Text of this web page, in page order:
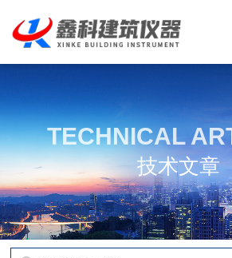
TECHNICAL
技术文章